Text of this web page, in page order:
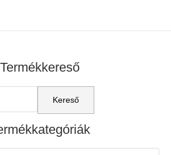
Termékkereső